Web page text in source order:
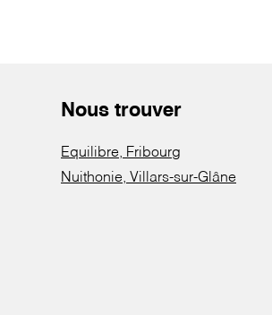
Nous trouver
Equilibre, Fribourg
Nuithonie, Villars-sur-Glâne